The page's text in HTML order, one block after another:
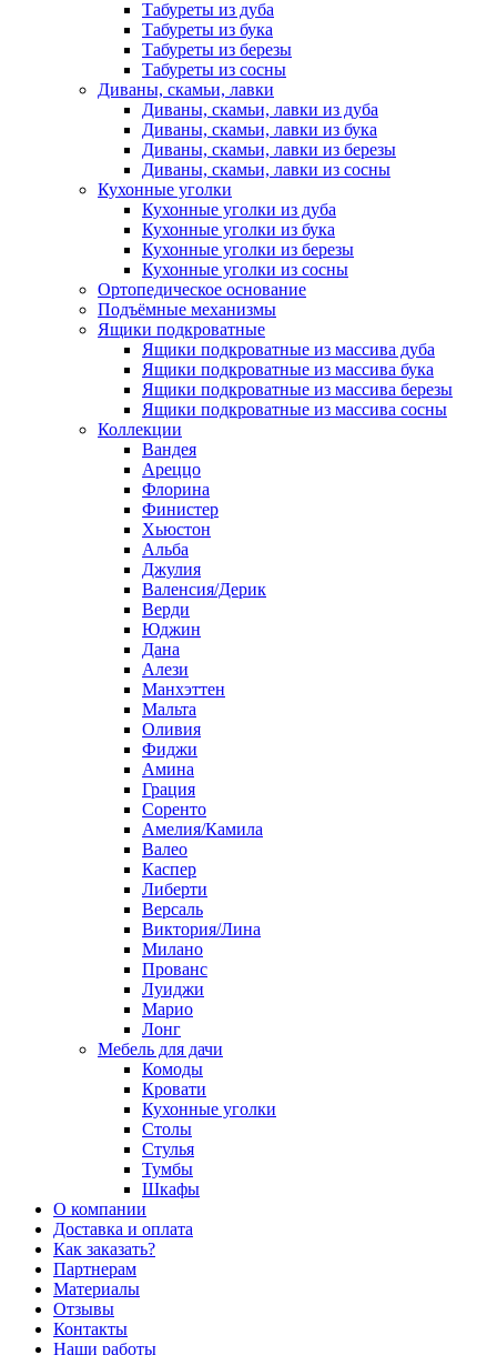
Табуреты из дуба
Табуреты из бука
Табуреты из березы
Табуреты из сосны
Диваны, скамьи, лавки
Диваны, скамьи, лавки из дуба
Диваны, скамьи, лавки из бука
Диваны, скамьи, лавки из березы
Диваны, скамьи, лавки из сосны
Кухонные уголки
Кухонные уголки из дуба
Кухонные уголки из бука
Кухонные уголки из березы
Кухонные уголки из сосны
Ортопедическое основание
Подъёмные механизмы
Ящики подкроватные
Ящики подкроватные из массива дуба
Ящики подкроватные из массива бука
Ящики подкроватные из массива березы
Ящики подкроватные из массива сосны
Коллекции
Вандея
Ареццо
Флорина
Финистер
Хьюстон
Альба
Джулия
Валенсия/Дерик
Верди
Юджин
Дана
Алези
Манхэттен
Мальта
Оливия
Фиджи
Амина
Грация
Соренто
Амелия/Камила
Валео
Каспер
Либерти
Версаль
Виктория/Лина
Милано
Прованс
Луиджи
Марио
Лонг
Мебель для дачи
Комоды
Кровати
Кухонные уголки
Столы
Стулья
Тумбы
Шкафы
О компании
Доставка и оплата
Как заказать?
Партнерам
Материалы
Отзывы
Контакты
Наши работы